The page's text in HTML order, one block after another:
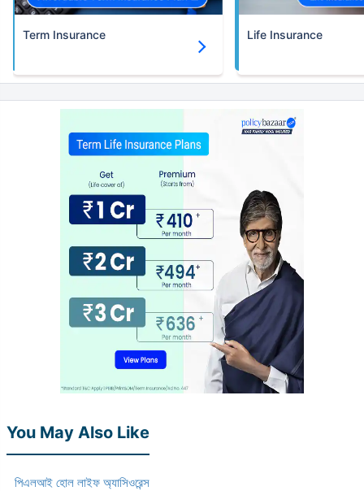
Term Insurance Life Insurance
You May Also Like
পিএলআই হোল লাইফ অ্যাসিওরেন্স